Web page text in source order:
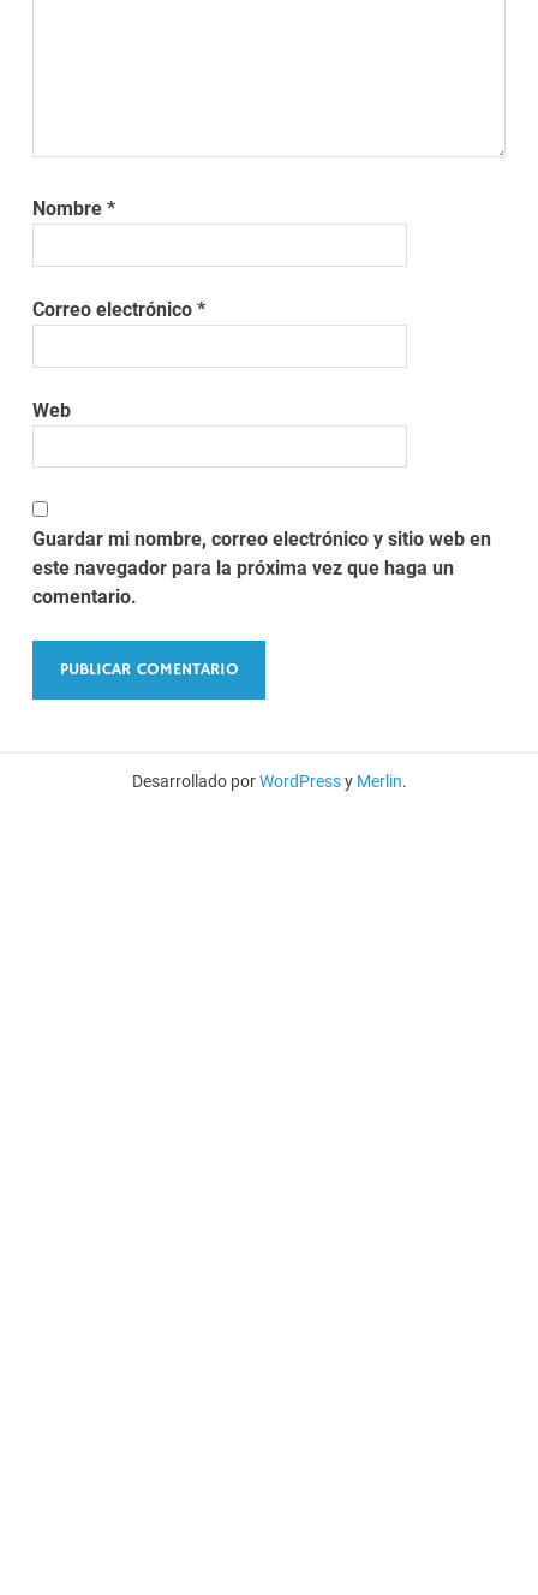
Nombre*
Correo electrónico*
Web
Guardar mi nombre, correo electrónico y sitio web en
este navegador para la próxima vez que haga un
comentario.
Desarrollado porWordPressy Merlin.